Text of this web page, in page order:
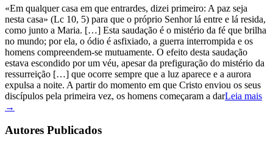
«Em qualquer casa em que entrardes, dizei primeiro: A paz seja
nesta casa» (Lc 10, 5) para que o próprio Senhor lá entre e lá resida,
como junto a Maria. […] Esta saudação é o mistério da fé que brilha
no mundo; por ela, o ódio é asfixiado, a guerra interrompida e os
homens compreendem-se mutuamente. O efeito desta saudação
estava escondido por um véu, apesar da prefiguração do mistério da
ressurreição […] que ocorre sempre que a luz aparece e a aurora
expulsa a noite. A partir do momento em que Cristo enviou os seus
discípulos pela primeira vez, os homens começaram a darLeia mais
→
Autores Publicados